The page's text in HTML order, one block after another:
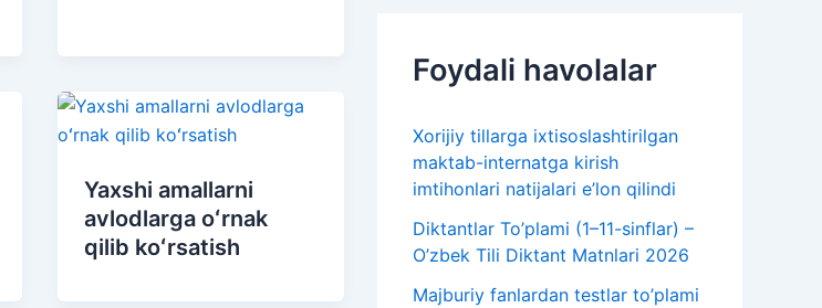
Yaxshi amallarni
avlodlarga oʻrnak
qilib koʻrsatish
o
rFoydali havolalar
Xorijiy tillarga ixtisoslashtirilgan
maktab-internatga kirish
imtihonlari natijalari e’lon qilindi
Diktantlar To’plami (1–11-sinflar) –
O’zbek Tili Diktant Matnlari 2026
Majburiy fanlardan testlar to’plami